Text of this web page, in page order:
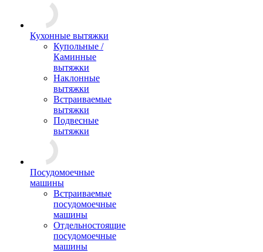
Кухонные вытяжки
Купольные /
Каминные
вытяжки
Наклонные
вытяжки
Встраиваемые
вытяжки
Подвесные
вытяжки
Посудомоечные
машины
Встраиваемые
посудомоечные
машины
Отдельностоящие
посудомоечные
машины